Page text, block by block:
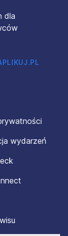
dla
wydarzeń